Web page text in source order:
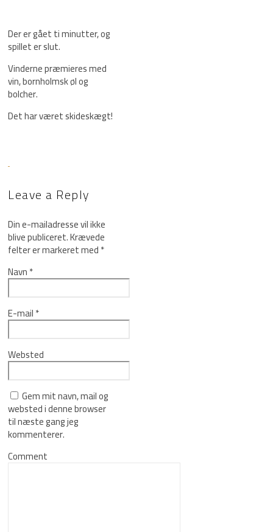
Der er gået ti minutter, og
spillet er slut.
Vinderne præmieres med
vin, bornholmsk øl og
bolcher.
Det har været skideskægt!
Leave a Reply
Din e-mailadresse vil ikke
blive publiceret.Krævede
felter er markeret med*
Navn*
E-mail*
Websted
Gem mit navn, mail og
websted i denne browser
til næste gang jeg
kommenterer.
Comment